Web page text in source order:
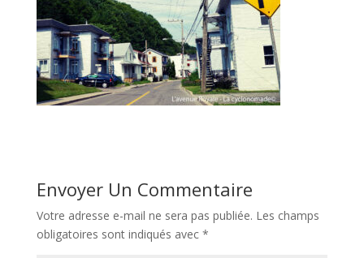
Envoyer Un Commentaire
Votre adresse e-mail ne sera pas publiée. Les champs
obligatoires sont indiqués avec *